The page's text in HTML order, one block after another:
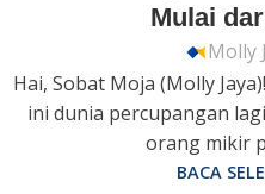
Mulai
Molly
Hai, Sobat Moja (Molly
ini dunia percupangan
orang mikir
BACA